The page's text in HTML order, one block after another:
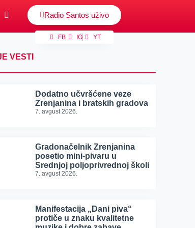
Radio Santos uživo
FB IG YT
VESTI
Dodatno učvršćene veze
Zrenjanina i bratskih gradova
7. avgust 2026.
Gradonačelnik Zrenjanina
posetio mini-pivaru u
Srednjoj poljoprivrednoj školi
7. avgust 2026.
Manifestacija „Dani piva“
protiče u znaku kvalitetne